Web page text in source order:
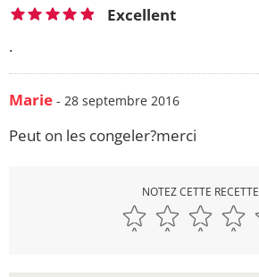
Excellent
.
Marie - 28 septembre 2016
Peut on les congeler?merci
NOTEZ CETTE RECETTE